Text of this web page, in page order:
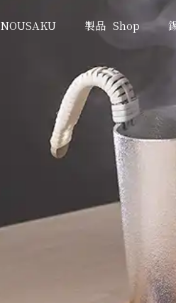
能作 NOUSAKU
製品 Shop
KAGO的柔韌魅力
NOUSAKU 製品 Shop